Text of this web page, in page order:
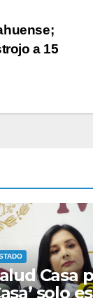
a 15
Casa
solo